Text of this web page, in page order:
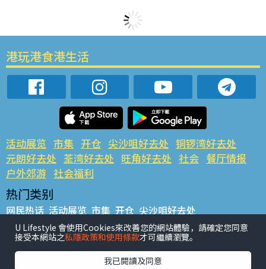
港玩港食港生活
活动展览 市集 开仓 尖沙咀好去处 铜锣湾好去处
元朗好去处 荃湾好去处 旺角好去处 社会 餐厅情报
户外郊游 社会福利
热门类别
网民热话 活动展览 市集 开仓 尖沙咀好去处
铜锣湾好去处 元朗好去处 荃湾好去处 旺角好去处 社会
餐厅情报 户外郊游
热门标签
U Lifestyle 會使用Cookies來改善您的網站體驗，請確定您同意
接受本網站之私隱政策和使用條款才可繼續瀏覽。
我已閱讀及同意